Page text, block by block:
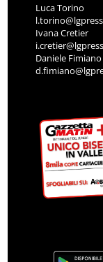
Luca Torino
Ivana Cretier
Daniele Fimiano